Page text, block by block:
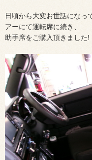
日頃から大変お世話になっ
アーにて運転席に続き、
助手席をご購入頂きました!